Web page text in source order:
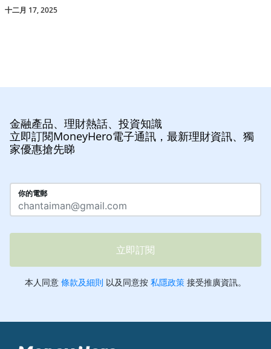
十二月 17, 2025
金融產品、理財熱話、投資知識
立即訂閱MoneyHero電子通訊，最新理財資訊、獨
家優惠搶先睇